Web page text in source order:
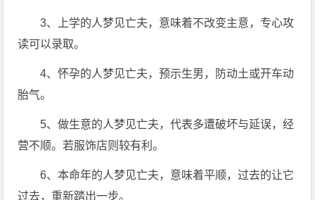
3、上学的人梦见亡夫，意味着不改变主意，专心攻
读可以录取。
4、怀孕的人梦见亡夫，预示生男，防动土或开车动
胎气。
5、做生意的人梦见亡夫，代表多遭破坏与延误，经
营不顺。若服饰店则较有利。
6、本命年的人梦见亡夫，意味着平顺，过去的让它
过去，重新踏出一步。